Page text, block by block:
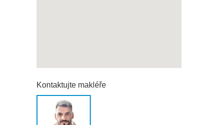
Kontaktujte makléře